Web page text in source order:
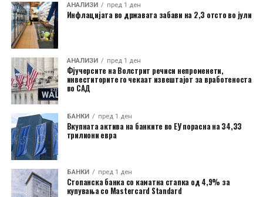
АНАЛИЗИ пред 1 ден
Инфлацијата во државата забави на 2,3 отсто во јули
АНАЛИЗИ пред 1 ден
Фјучерсите на Волстрит речиси непроменети,
инвеститорите го чекаат извештајот за вработеноста
во САД
БАНКИ пред 1 ден
Вкупната актива на банките во ЕУ порасна на 34,33
трилиони евра
БАНКИ пред 1 ден
Стопанска банка со каматна стапка од 4,9% за
купувања со Mastercard Standard